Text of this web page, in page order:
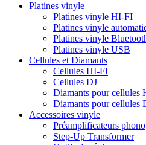
Platines vinyle
Platines vinyle HI-FI
Platines vinyle
Platines vinyle
Platines vinyle USB
Cellules et Diamants
Cellules HI-FI
Cellules DJ
Diamants pour cellules
Diamants pour cellules
Accessoires vinyle
Préamplificateurs phono
Step-Up Transformer